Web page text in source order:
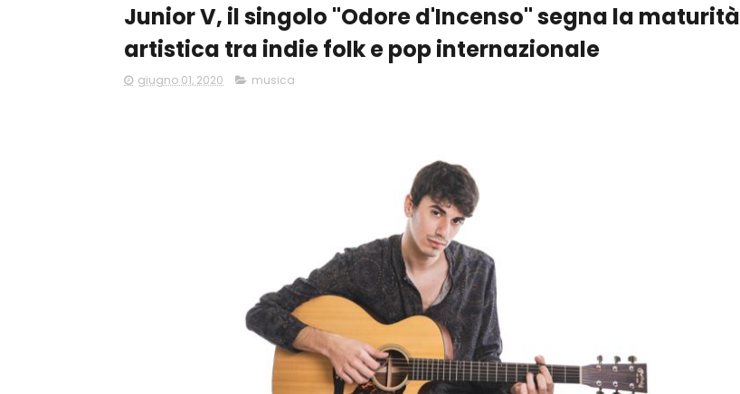
Junior V, il singolo "Odore d'Incenso" segna la maturità
artistica tra indie folk e pop internazionale
giugno 01, 2020 musica